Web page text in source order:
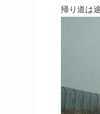
帰り道は